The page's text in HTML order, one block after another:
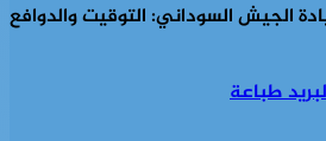
الجيش السوداني: التوقيت والدوافع
طباعة